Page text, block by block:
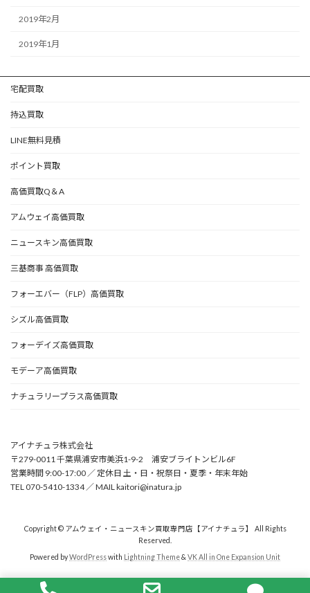
2019年2月
2019年1月
宅配買取
持込買取
LINE無料見積
ポイント買取
高価買取Q＆A
アムウェイ高価買取
ニュースキン高価買取
三基商事 高価買取
フォーエバー（FLP）高価買取
シズル高価買取
フォーデイズ高価買取
モデーア高価買取
ナチュラリープラス高価買取
アイナチュラ株式会社
〒279-0011 千葉県浦安市美浜1-9-2 浦安ブライトンビル6F
営業時間 9:00-17:00 ／ 定休日 土・日・祝祭日・夏季・年末年始
TEL 070-5410-1334 ／ MAIL kaitori@inatura.jp
Copyright © アムウェイ・ニュースキン買取専門店【アイナチュラ】 All Rights
Reserved.
Powered byWordPresswith Lightning Theme& VK All in One Expansion Unit